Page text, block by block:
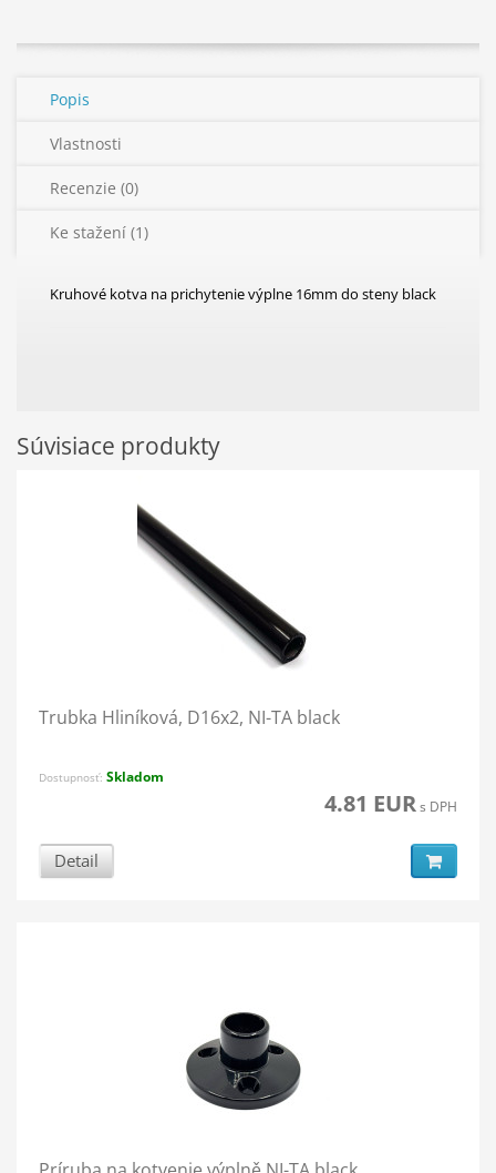
Popis
Vlastnosti
Recenzie (0)
Ke stažení (1)
Kruhové kotva na prichytenie výplne 16mm do steny black
Súvisiace produkty
Trubka Hliníková, D16x2, NI-TA black
Dostupnosť: Skladom
4.81 EURs DPH
Detail